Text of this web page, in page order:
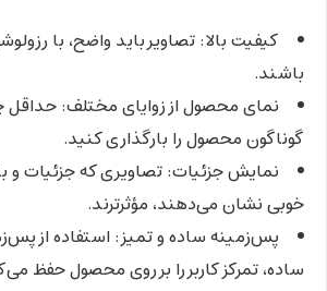
کیفیت بالا:تصاویر باید واضح، با
باشند.
نمای محصول از زوایای مختلف:حداقل
گوناگون محصول را بارگذاری کنید.
نمایش جزئیات:تصاویری که جزئیات و
خوبی نشان می‌دهند، مؤثرترند.
پس‌زمینه ساده و تمیز:استفاده از
ساده، تمرکز کاربر را بر روی محصول حفظ